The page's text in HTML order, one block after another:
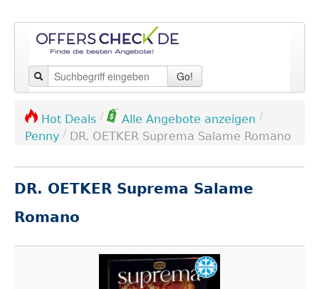
Go!
Hot Deals / Alle Angebote anzeigen /
Penny / DR. OETKER Suprema Salame Romano
DR. OETKER Suprema Salame
Romano